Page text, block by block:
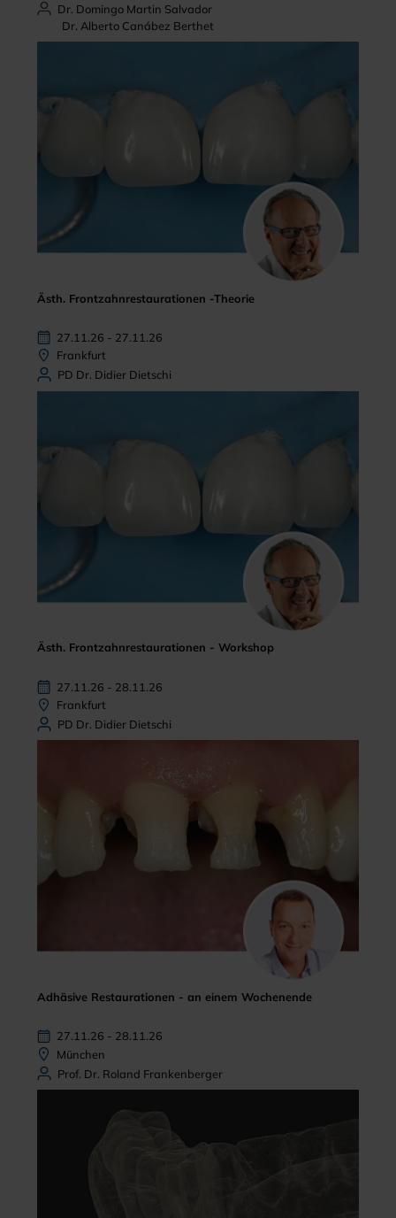
Dr. Domingo Martin Salvador
Dr. Alberto Canábez Berthet
Ästh. Frontzahnrestaurationen -Theorie
27.11.26 - 27.11.26
Frankfurt
PD Dr. Didier Dietschi
Ästh. Frontzahnrestaurationen - Workshop
27.11.26 - 28.11.26
Frankfurt
PD Dr. Didier Dietschi
Adhäsive Restaurationen - an einem Wochenende
27.11.26 - 28.11.26
München
Prof. Dr. Roland Frankenberger